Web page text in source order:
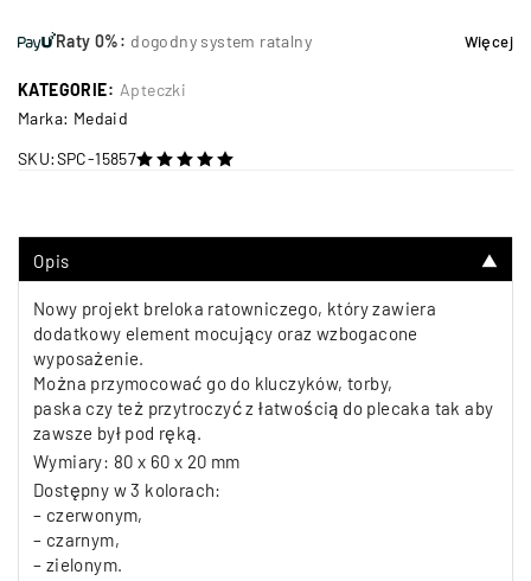
Raty 0%: dogodny system ratalny Więcej
KATEGORIE: Apteczki
Marka: Medaid
SKU:SPC-15857
Opis ▼
Nowy projekt breloka ratowniczego, który zawiera
dodatkowy element mocujący oraz wzbogacone
wyposażenie.
Można przymocować go do kluczyków, torby,
paska czy też przytroczyć z łatwością do plecaka tak aby
zawsze był pod ręką.
Wymiary: 80 x 60 x 20 mm
Dostępny w 3 kolorach:
– czerwonym,
– czarnym,
– zielonym.